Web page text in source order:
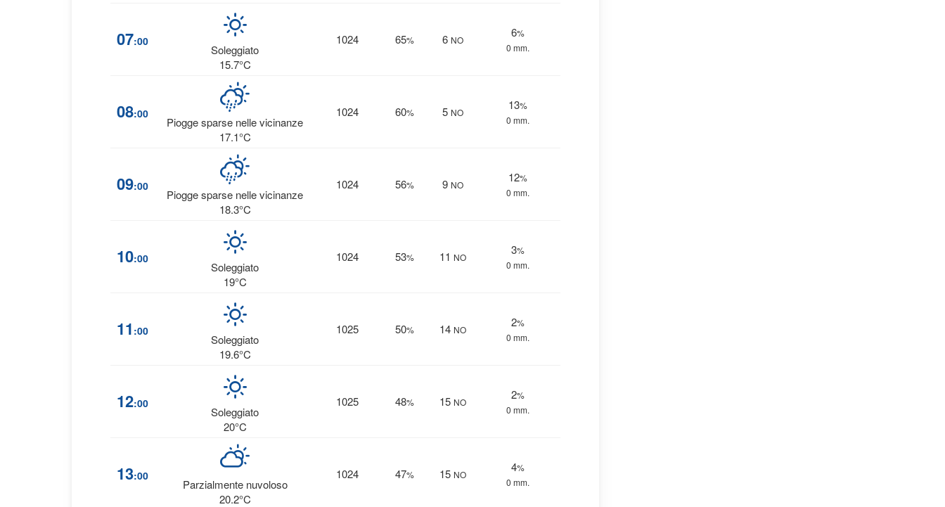
07:00
Soleggiato
15.7°C
1024 65% 6 NO
6%
0 mm.
08:00
Piogge sparse nelle vicinanze
17.1°C
1024 60% 5 NO
13%
0 mm.
09:00
Piogge sparse nelle vicinanze
18.3°C
1024 56% 9 NO
12%
0 mm.
10:00
Soleggiato
19°C
1024 53% 11 NO
3%
0 mm.
11 :00
Soleggiato
19.6°C
1025 50% 14 NO
2%
0 mm.
12:00
Soleggiato
20°C
1025 48% 15 NO
2%
0 mm.
13:00
Parzialmente nuvoloso
20.2°C
1024 47% 15 NO
4%
0 mm.